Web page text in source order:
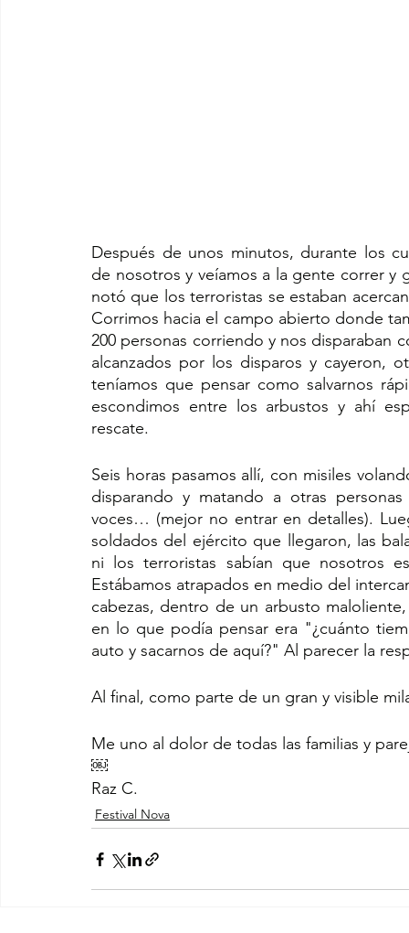
Después de unos minutos, durante los
de nosotros y veíamos a la gente correr y
notó que los terroristas se estaban
Corrimos hacia el campo abierto donde
200 personas corriendo y nos disparaban
alcanzados por los disparos y cayeron,
teníamos que pensar como salvarnos
escondimos entre los arbustos y ahí
rescate.
Seis horas pasamos allí, con misiles
disparando y matando a otras
voces… (mejor no entrar en detalles).
soldados del ejército que llegaron, las
ni los terroristas sabían que nosotros
Estábamos atrapados en medio del
cabezas, dentro de un arbusto
en lo que podía pensar era "¿cuánto
auto y sacarnos de aquí?" Al parecer la
Al final, como parte de un gran y visible
Me uno al dolor de todas las familias y
￼
Raz C.
Festival Nova